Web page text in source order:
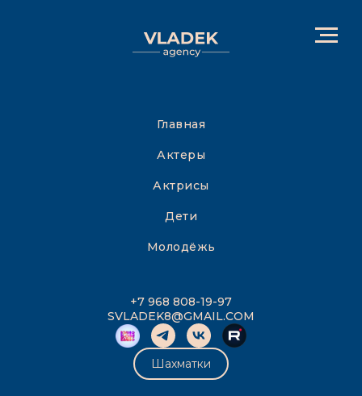
Главная
Актеры
Актрисы
Дети
Молодёжь
+7 968 808-19-97
SVLADEK8@GMAIL.COM
Шахматки